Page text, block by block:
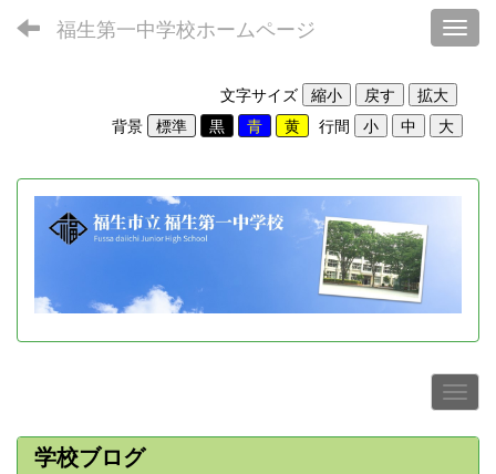
福生第一中学校ホームページ
文字サイズ
背景
行間
学校ブログ